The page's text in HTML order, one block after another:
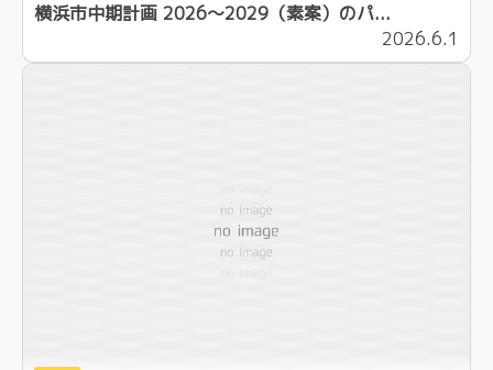
横浜市中期計画 2026～2029（素案）のパ...
2026.6.1